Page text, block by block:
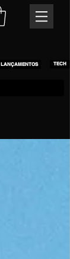
LANÇAMENTOS TECH